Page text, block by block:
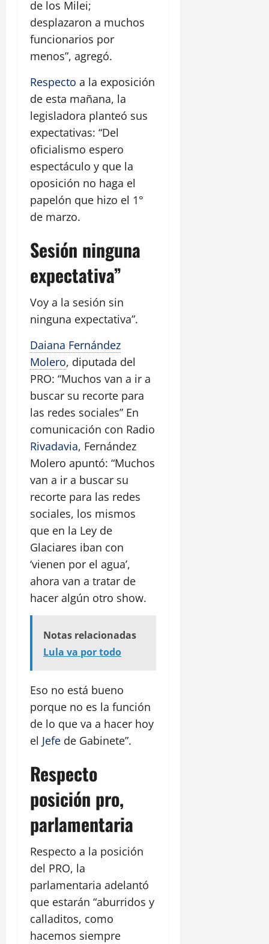
de los Milei;
desplazaron a muchos
funcionarios por
menos”, agregó.
Respecto a la exposición
de esta mañana, la
legisladora planteó sus
expectativas: “Del
oficialismo espero
espectáculo y que la
oposición no haga el
papelón que hizo el 1°
de marzo.
Sesión ninguna
expectativa”
Voy a la sesión sin
ninguna expectativa”.
Daiana Fernández
Molero, diputada del
PRO: “Muchos van a ir a
buscar su recorte para
las redes sociales” En
comunicación con Radio
Rivadavia, Fernández
Molero apuntó: “Muchos
van a ir a buscar su
recorte para las redes
sociales, los mismos
que en la Ley de
Glaciares iban con
‘vienen por el agua’,
ahora van a tratar de
hacer algún otro show.
Notas relacionadas
Lula va por todo
Eso no está bueno
porque no es la función
de lo que va a hacer hoy
el Jefe de Gabinete”.
Respecto
posición pro,
parlamentaria
Respecto a la posición
del PRO, la
parlamentaria adelantó
que estarán “aburridos y
calladitos, como
hacemos siempre